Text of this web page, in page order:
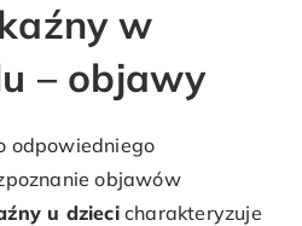
w
– objawy
odpowiedniego
objawów
u dziecicharakteryzuje